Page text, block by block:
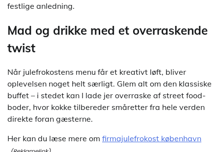
festlige anledning.
Mad og drikke med et overraskende
twist
Når julefrokostens menu får et kreativt løft, bliver
oplevelsen noget helt særligt. Glem alt om den klassiske
buffet – i stedet kan I lade jer overraske af street food-
boder, hvor kokke tilbereder småretter fra hele verden
direkte foran gæsterne.
Her kan du læse mere om firmajulefrokost københavn